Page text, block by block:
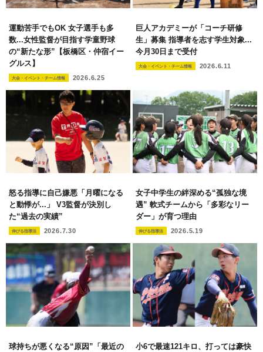
運動苦手でもOK 女子選手も多
数...女性監督が目指す学童野球
の“新たな形”【板橋区・仲宿イー
グルス】
大会・イベント・チーム情報 2026.6.25
巨人アカデミーが「コーチ研修
生」募集 指導者を志す学生対象...
今月30日まで受付
大会・イベント・チーム情報 2026.6.11
怒る指導に自己嫌悪「月曜になる
と動悸が...」 V3監督が決別し
た“過去の実績”
伸びる指導法 2026.7.30
女子中学生の絆深める“孤独な境
遇” 軟式チームから「多彩なリー
ダー」が育つ理由
伸びる指導法 2026.5.19
球持ちが悪くなる“原因”「最近の
小6で最速121キロ、打っては豪快